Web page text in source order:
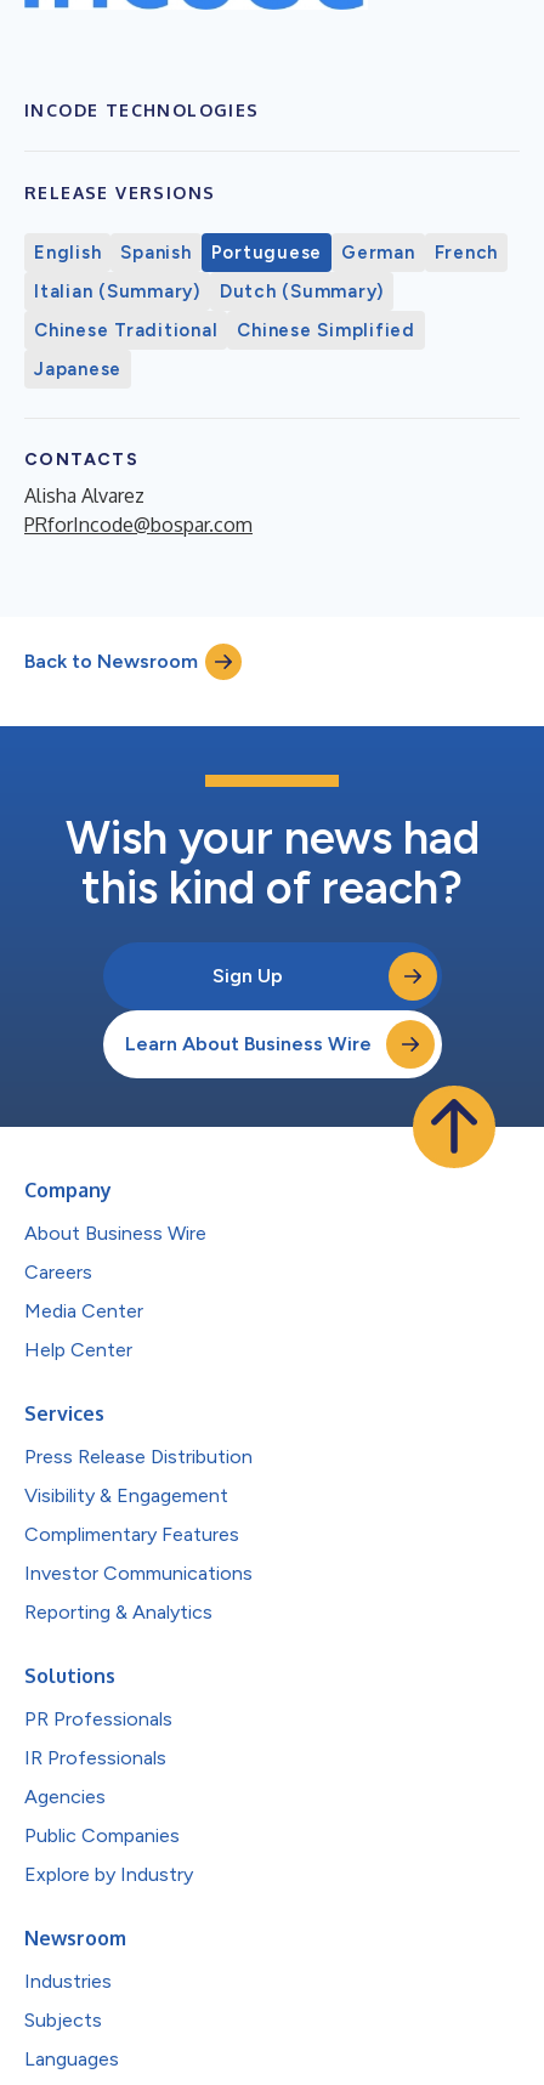
INCODE TECHNOLOGIES
RELEASE VERSIONS
English Spanish Portuguese German
French
Italian (Summary)
Dutch (Summary)
Chinese Traditional
Chinese Simplified
Japanese
CONTACTS
Alisha Alvarez
PRforIncode@bospar.com
Back to Newsroom
Wish your news had
this kind of reach?
Sign Up
Learn About Business Wire
Company
About Business Wire
Careers
Media Center
Help Center
Services
Press Release Distribution
Visibility & Engagement
Complimentary Features
Investor Communications
Reporting & Analytics
Solutions
PR Professionals
IR Professionals
Agencies
Public Companies
Explore by Industry
Newsroom
Industries
Subjects
Languages